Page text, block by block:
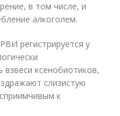
в том числе, и
алкоголем.
регистрируется у
взвеси ксенобиотиков,
слизистую
к